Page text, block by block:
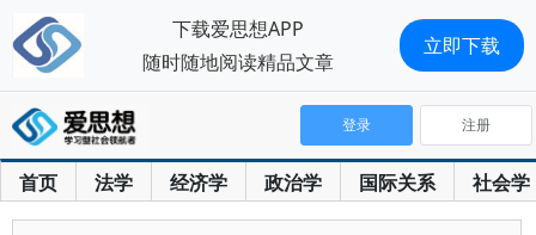
首页 法学 经济学 政治学 国际关系 社会学
登录 注册
下载爱思想APP
随时随地阅读精品文章
立即下载